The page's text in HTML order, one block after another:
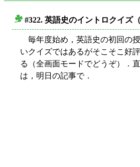
#322. 英語史のイントロクイズ（
毎年度始め，英語史の初回の
いクイズではあるがそこそこ好
る（全画面モードでどうぞ）．
は，明日の記事で．